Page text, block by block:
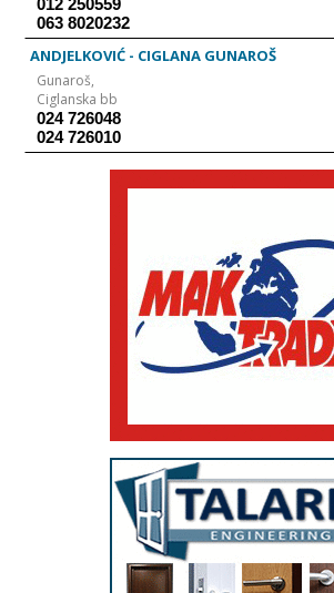
012 250559
063 8020232
ANDJELKOVIĆ - CIGLANA GUNAROŠ
Gunaroš,
Ciglanska bb
024 726048
024 726010